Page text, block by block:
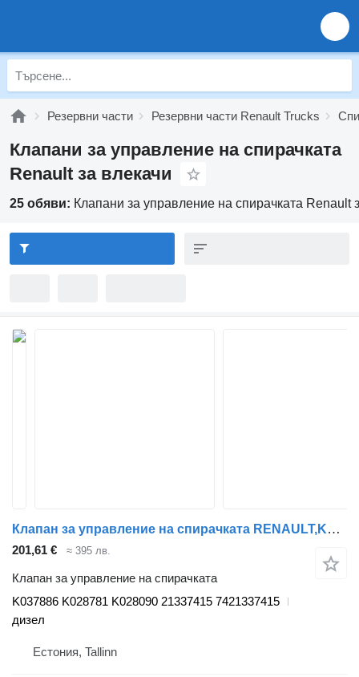
Резервни части Резервни части Renault Trucks
Клапани за управление на спирачката
Renault за влекачи
25 обяви: Клапани за управление на спирачката Renault
Клапан за управление на спирачката RENAULT,KNORR-BREMSE T (01.13-) K037886 за влекач Renault T (2013-)
201,61 € ≈ 395 лв.
Клапан за управление на спирачката
K037886 K028781 K028090 21337415 7421337415
дизел
Естония, Tallinn